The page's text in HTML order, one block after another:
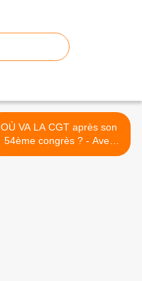
OÙ VA LA CGT après son
54ème congrès ? - Avec
Jean-Pierre Page, Axel